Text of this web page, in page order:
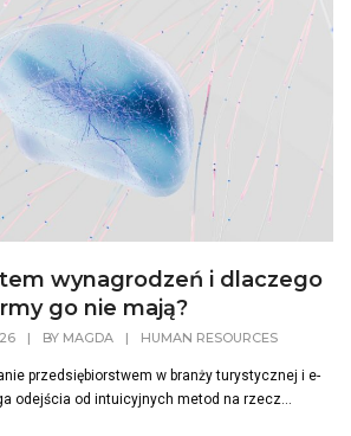
wynagrodzeń i dlaczego
go nie mają?
| BY MAGDA | HUMAN RESOURCES
przedsiębiorstwem w branży turystycznej i e-
odejścia od intuicyjnych metod na rzecz...